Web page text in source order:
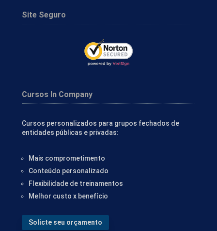
Site Seguro
Cursos In Company
Cursos personalizados para grupos fechados de
entidades públicas e privadas:
Mais comprometimento
Conteúdo personalizado
Flexibilidade de treinamentos
Melhor custo x benefício
Solicte seu orçamento